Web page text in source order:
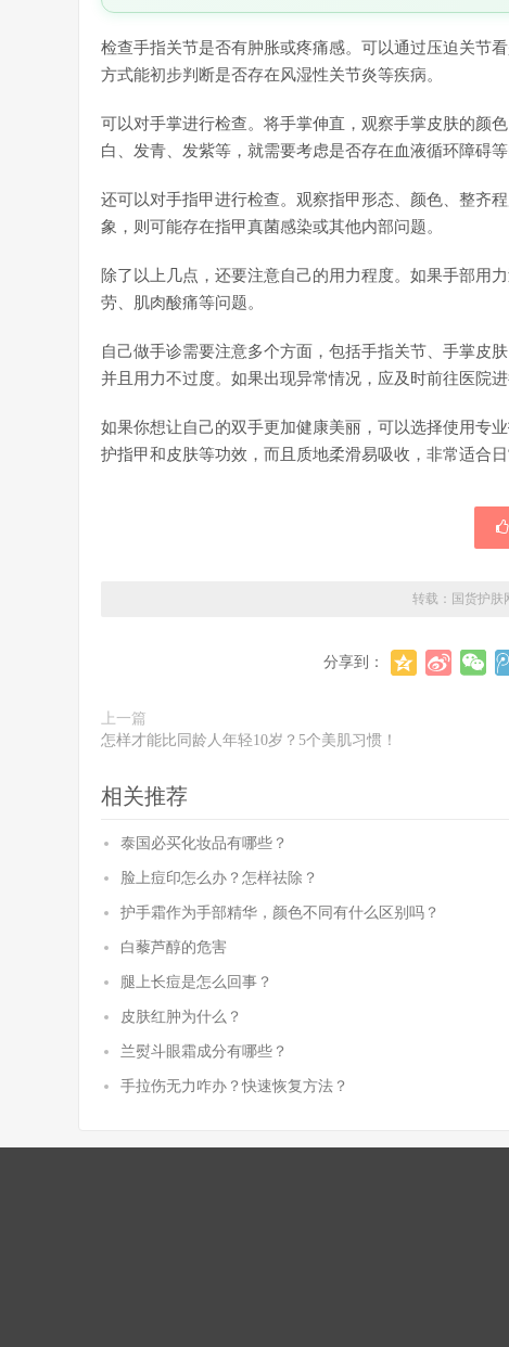
检查手指关节是否有肿胀或疼痛感。可以通过压迫关节
方式能初步判断是否存在风湿性关节炎等疾病。
可以对手掌进行检查。将手掌伸直，观察手掌皮肤的颜
白、发青、发紫等，就需要考虑是否存在血液循环障碍等
还可以对手指甲进行检查。观察指甲形态、颜色、整齐
象，则可能存在指甲真菌感染或其他内部问题。
除了以上几点，还要注意自己的用力程度。如果手部用
劳、肌肉酸痛等问题。
自己做手诊需要注意多个方面，包括手指关节、手掌皮
并且用力不过度。如果出现异常情况，应及时前往医院进
如果你想让自己的双手更加健康美丽，可以选择使用专
护指甲和皮肤等功效，而且质地柔滑易吸收，非常适合日
转载： 国货护肤
分享到：
上一篇
怎样才能比同龄人年轻10岁？5个美肌习惯！
相关推荐
泰国必买化妆品有哪些？
脸上痘印怎么办？怎样祛除？
护手霜作为手部精华，颜色不同有什么区别吗？
白藜芦醇的危害
腿上长痘是怎么回事？
皮肤红肿为什么？
兰熨斗眼霜成分有哪些？
手拉伤无力咋办？快速恢复方法？